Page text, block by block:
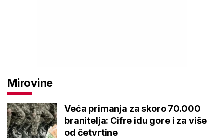
Mirovine
Veća primanja za skoro 70.000
branitelja: Cifre idu gore i za više
od četvrtine